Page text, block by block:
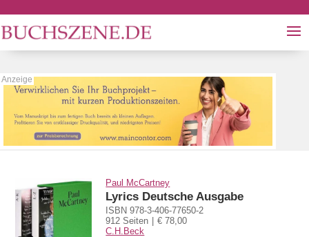
Paul McCartney
Lyrics Deutsche Ausgabe
ISBN 978-3-406-77650-2
912 Seiten
€ 78,00
C.H.Beck